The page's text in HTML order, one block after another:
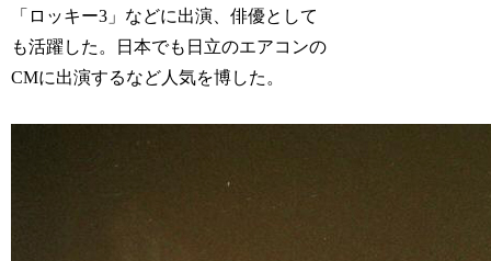
「ロッキー3」などに出演、俳優として
も活躍した。日本でも日立のエアコンの
CMに出演するなど人気を博した。